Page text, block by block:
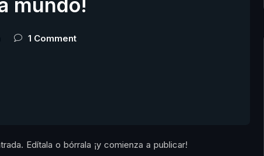
mundo!
1 Comment
Edítala o bórrala ¡y comienza a publicar!